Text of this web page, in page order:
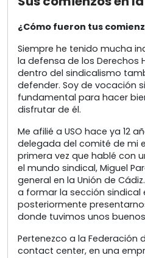
¿Cómo fueron tus
Siempre he tenido mucha
la defensa de los Derechos
dentro del sindicalismo
defender. Soy de vocación
fundamental para hacer
disfrutar de él.
Me afilié a USO hace ya 12
delegada del comité de mi
primera vez que hablé con
el mundo sindical, Miguel
general en la Unión de
a formar la sección sindical
posteriormente
donde tuvimos unos
Pertenezco a la Federación
contact center, en una